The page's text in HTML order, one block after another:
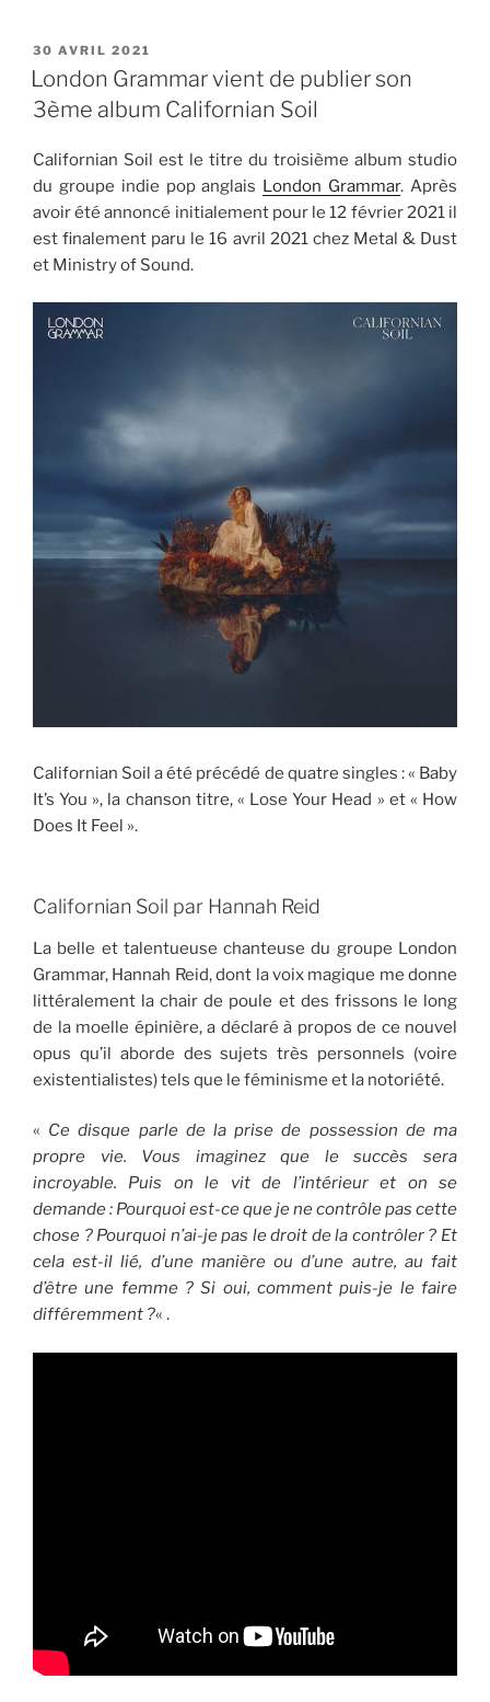
PUBLIÉ
LE
30 AVRIL 2021
London Grammar vient de publier son
3ème album Californian Soil
Californian Soil est le titre du troisième album studio
du groupe indie pop anglais London Grammar. Après
avoir été annoncé initialement pour le 12 février 2021 il
est finalement paru le 16 avril 2021 chez Metal & Dust
et Ministry of Sound.
Californian Soil a été précédé de quatre singles : « Baby
It’s You », la chanson titre, « Lose Your Head » et « How
Does It Feel ».
Californian Soil par Hannah Reid
La belle et talentueuse chanteuse du groupe London
Grammar, Hannah Reid, dont la voix magique me donne
littéralement la chair de poule et des frissons le long
de la moelle épinière, a déclaré à propos de ce nouvel
opus qu’il aborde des sujets très personnels (voire
existentialistes) tels que le féminisme et la notoriété.
« Ce disque parle de la prise de possession de ma
propre vie. Vous imaginez que le succès sera
incroyable. Puis on le vit de l’intérieur et on se
demande : Pourquoi est-ce que je ne contrôle pas cette
chose ? Pourquoi n’ai-je pas le droit de la contrôler ? Et
cela est-il lié, d’une manière ou d’une autre, au fait
d’être une femme ? Si oui, comment puis-je le faire
différemment ?« .